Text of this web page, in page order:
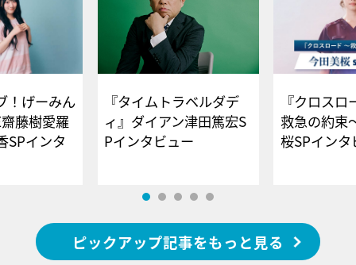
！げーみん
藤樹愛羅
SPインタ
『タイムトラベルダデ
ィ』ダイアン津田篤宏S
Pインタビュー
『クロス
救急の約束
桜SPイ
ピックアップ記事をもっと見る